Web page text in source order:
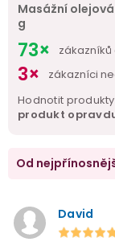
Masážní
g
73×
3×
zákazníci
Hodnotit
produkt
Od
David